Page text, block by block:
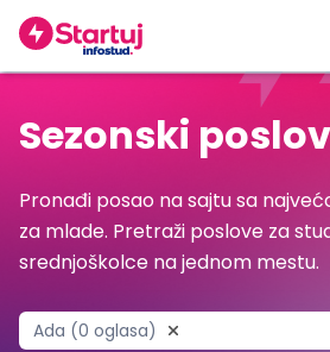
Sezonski
Pronađi posao na sajtu sa
za mlade. Pretraži poslove za
srednjoškolce na jednom mestu.
Ada (0 oglasa)